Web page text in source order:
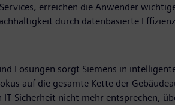
erreichen die Anwender
durch datenbasierte Effizienz
Lösungen sorgt Siemens in
auf die gesamte Kette der
IT-Sicherheit nicht mehr entsprechen,